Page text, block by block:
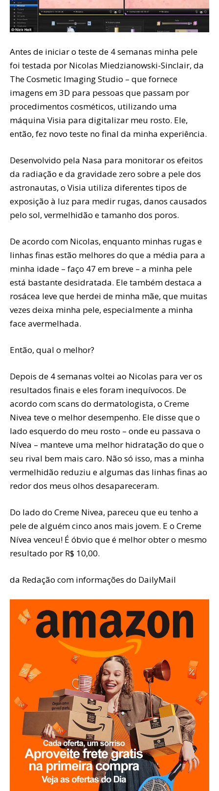
Antes de iniciar o teste de 4 semanas minha pele
foi testada por Nicolas Miedzianowski-Sinclair, da
The Cosmetic Imaging Studio – que fornece
imagens em 3D para pessoas que passam por
procedimentos cosméticos, utilizando uma
máquina Visia para digitalizar meu rosto. Ele,
então, fez novo teste no final da minha experiência.
Desenvolvido pela Nasa para monitorar os efeitos
da radiação e da gravidade zero sobre a pele dos
astronautas, o Visia utiliza diferentes tipos de
exposição à luz para medir rugas, danos causados
pelo sol, vermelhidão e tamanho dos poros.
De acordo com Nicolas, enquanto minhas rugas e
linhas finas estão melhores do que a média para a
minha idade – faço 47 em breve – a minha pele
está bastante desidratada. Ele também destaca a
rosácea leve que herdei de minha mãe, que muitas
vezes deixa minha pele, especialmente a minha
face avermelhada.
Então, qual o melhor?
Depois de 4 semanas voltei ao Nicolas para ver os
resultados finais e eles foram inequívocos. De
acordo com scans do dermatologista, o Creme
Nivea teve o melhor desempenho. Ele disse que o
lado esquerdo do meu rosto – onde eu passava o
Nívea – manteve uma melhor hidratação do que o
seu rival bem mais caro. Não só isso, mas a minha
vermelhidão reduziu e algumas das linhas finas ao
redor dos meus olhos desapareceram.
Do lado do Creme Nivea, pareceu que eu tenho a
pele de alguém cinco anos mais jovem. E o Creme
Nívea venceu! É óbvio que é melhor obter o mesmo
resultado por R$ 10,00.
da Redação com informações do DailyMail